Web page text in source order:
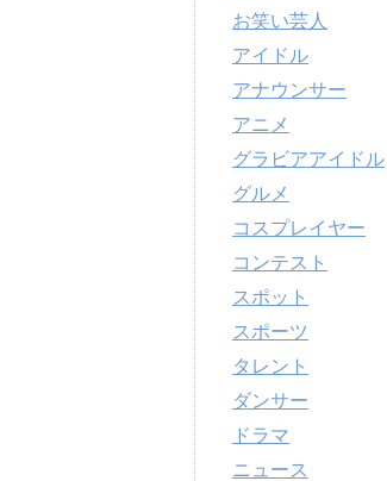
お笑い芸人
アイドル
アナウンサー
アニメ
グラビアアイドル
グルメ
コスプレイヤー
コンテスト
スポット
スポーツ
タレント
ダンサー
ドラマ
ニュース